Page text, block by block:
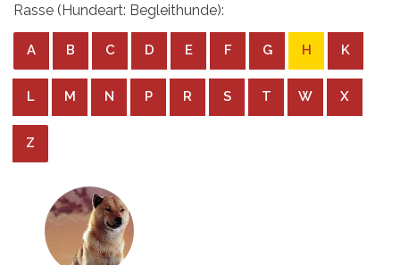
Rasse (Hundeart: Begleithunde):
A B C D E F G H K
L M N P R S T W X
Z